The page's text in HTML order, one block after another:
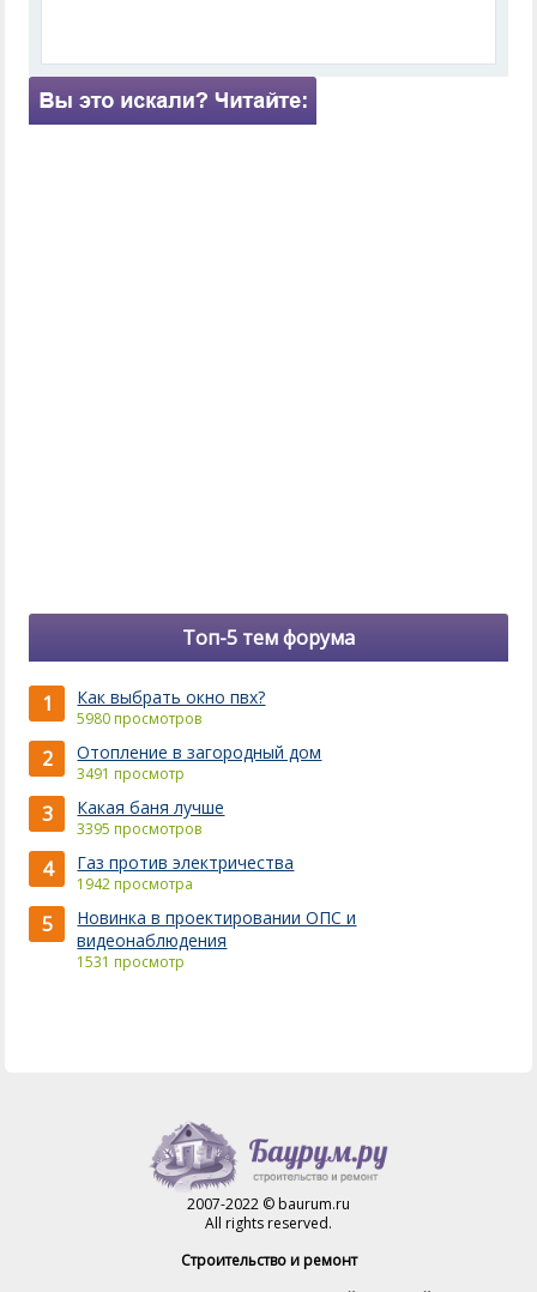
Топ-5 тем форума
1 Как выбрать окно пвх?
5980 просмотров
2 Отопление в загородный дом
3491 просмотр
3 Какая баня лучше
3395 просмотров
4 Газ против электричества
1942 просмотра
5
Новинка в проектировании ОПС и
видеонаблюдения
1531 просмотр
2007-2022 © baurum.ru
All rights reserved.
Строительство и ремонт